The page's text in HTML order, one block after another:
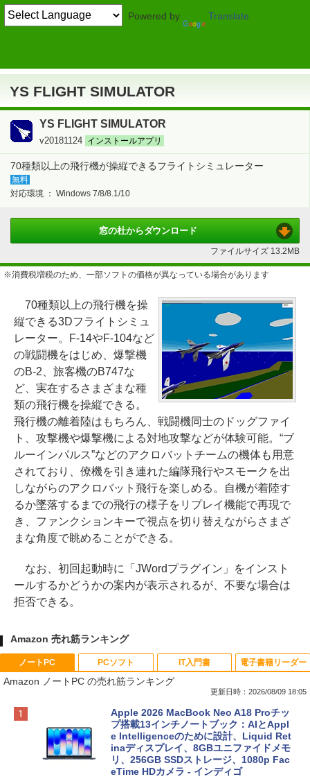
Powered by Translate
YS FLIGHT SIMULATOR
YS FLIGHT SIMULATOR
v20181124 インストールアプリ
70種類以上の飛行機が操縦できるフライトシミュレーター
無料
対応環境 ： Windows 7/8/8.1/10
窓の杜からダウンロード
ファイルサイズ 13.2MB
※消費税増税のため、一部ソフトの価格が異なっている場合があります
70種類以上の飛行機を操
縦できる3Dフライトシミュ
レーター。F-14やF-104など
の戦闘機をはじめ、爆撃機
のB-2、旅客機のB747な
ど、実在するさまざまな種
類の飛行機を操縦できる。
飛行機の離着陸はもちろん、戦闘機同士のドッグファイ
ト、攻撃機や爆撃機による対地攻撃などが体験可能。“ブ
ルーインパルス”などのアクロバットチームの機体も用意
されており、僚機を引き連れた編隊飛行やスモークを出
しながらのアクロバット飛行を楽しめる。自機が着陸す
るか墜落するまでの飛行の様子をリプレイ機能で再現で
き、ファンクションキーで視点を切り替えながらさまざ
まな角度で眺めることができる。
なお、初回起動時に「JWordプラグイン」をインスト
ールするかどうかの案内が表示されるが、不要な場合は
拒否できる。
Amazon 売れ筋ランキング
ノートPC
Amazon ノートPC の売れ筋ランキング
更新日時：2026/08/09 18:05
Apple 2026 MacBook Neo A18 Proチッ
プ搭載13インチノートブック：AIとAppl
e Intelligenceのために設計、Liquid Ret
inaディスプレイ、8GBユニファイドメモ
リ、256GB SSDストレージ、1080p Fac
eTime HDカメラ - インディゴ
PCソフト IT入門書 電子書籍リーダー